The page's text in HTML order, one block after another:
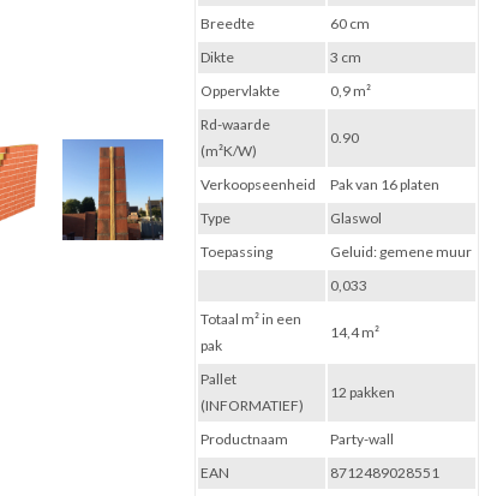
Breedte
60 cm
Dikte
3 cm
Oppervlakte
0,9 m²
Rd-waarde
(m²K/W)
0.90
Verkoopseenheid
Pak van 16 platen
Type
Glaswol
Toepassing
Geluid: gemene muur
0,033
Totaal m² in een
pak
14,4 m²
Pallet
(INFORMATIEF)
12 pakken
Productnaam
Party-wall
EAN
8712489028551